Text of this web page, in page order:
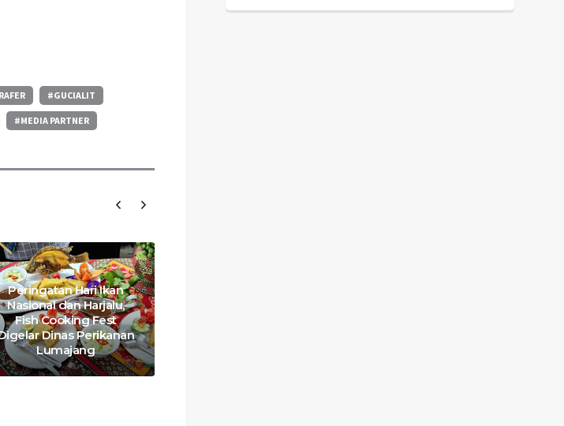
#GUCIALIT
#MEDIA PARTNER
Peringatan Hari Ikan
Nasional dan Harjalu,
Fish Cooking Fest
Dinas Perikanan
Lumajang